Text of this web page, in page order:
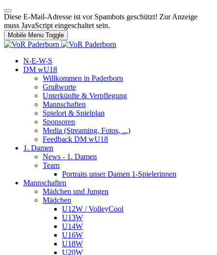
Diese E-Mail-Adresse ist vor Spambots geschützt! Zur Anzeige
muss JavaScript eingeschaltet sein.
Mobile Menu Toggle
N-E-W-S
DM wU18
Willkommen in Paderborn
Grußworte
Unterkünfte & Verpflegung
Mannschaften
Spielort & Spielplan
Sponsoren
Media (Streaming, Fotos, ...)
Feedback DM wU18
1. Damen
News - 1. Damen
Team
Portraits unser Damen 1-Spielerinnen
Mannschaften
Mädchen und Jungen
Mädchen
U12W / VolleyCool
U13W
U14W
U16W
U18W
U20W